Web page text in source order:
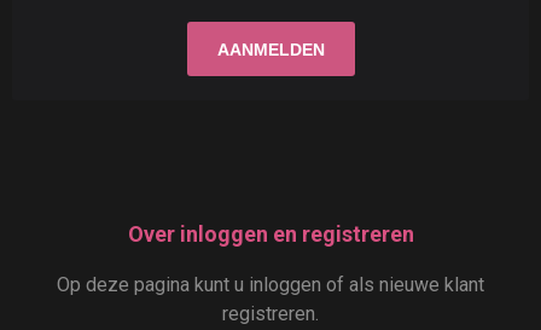
Over inloggen en registreren
Op deze pagina kunt u inloggen of als nieuwe klant
registreren.